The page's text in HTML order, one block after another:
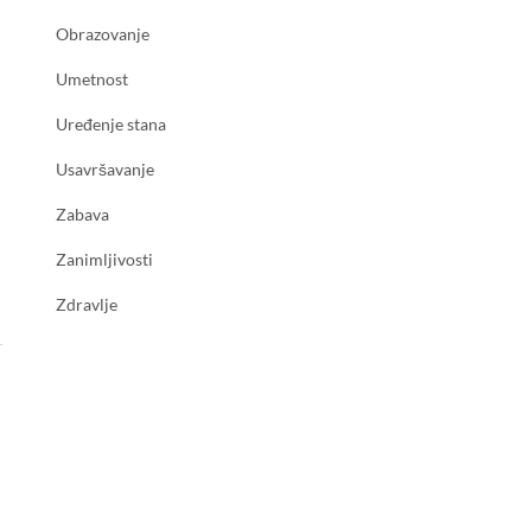
Obrazovanje
Umetnost
Uređenje stana
Usavršavanje
Zabava
Zanimljivosti
Zdravlje